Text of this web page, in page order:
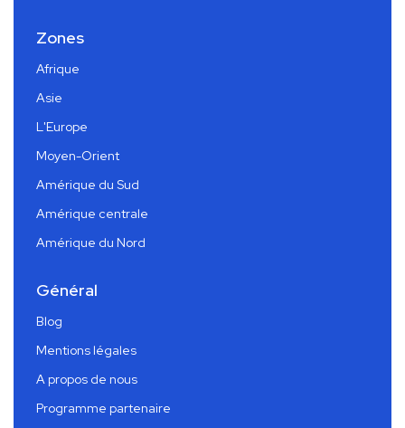
Zones
Afrique
Asie
L'Europe
Moyen-Orient
Amérique du Sud
Amérique centrale
Amérique du Nord
Général
Blog
Mentions légales
A propos de nous
Programme partenaire